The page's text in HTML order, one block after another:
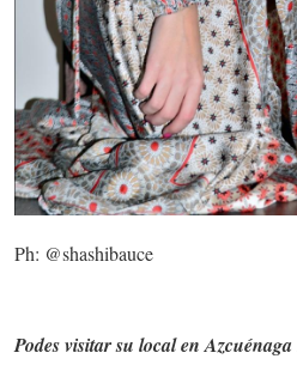
Ph: @shashibauce
Podes visitar su local en